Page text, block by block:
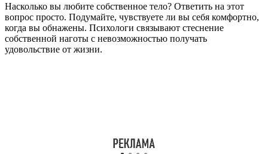
Насколько вы любите собственное тело? Ответить на этот
вопрос просто. Подумайте, чувствуете ли вы себя комфортно,
когда вы обнажены. Психологи связывают стеснение
собственной наготы с невозможностью получать
удовольствие от жизни.